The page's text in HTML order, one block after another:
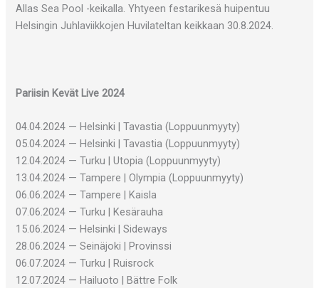
Allas Sea Pool -keikalla. Yhtyeen festarikesä huipentuu
Helsingin Juhlaviikkojen Huvilateltan keikkaan 30.8.2024.
Pariisin Kevät Live 2024
04.04.2024 — Helsinki | Tavastia (Loppuunmyyty)
05.04.2024 — Helsinki | Tavastia (Loppuunmyyty)
12.04.2024 — Turku | Utopia (Loppuunmyyty)
13.04.2024 — Tampere | Olympia (Loppuunmyyty)
06.06.2024 — Tampere | Kaisla
07.06.2024 — Turku | Kesärauha
15.06.2024 — Helsinki | Sideways
28.06.2024 — Seinäjoki | Provinssi
06.07.2024 — Turku | Ruisrock
12.07.2024 — Hailuoto | Bättre Folk